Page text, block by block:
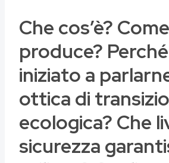
Che cos’è?
produce?
iniziato a
ottica di
ecologica? Che
sicurezza